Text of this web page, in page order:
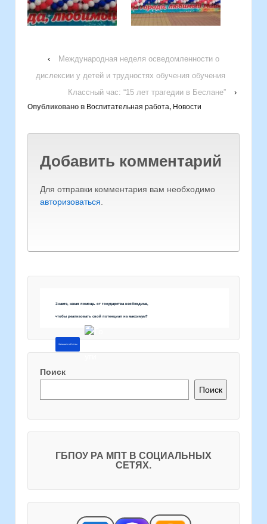
‹
Международная неделя осведомленности о
дислексии у детей и трудностях обучения обучения
Классный час: “15 лет трагедии в Беслане”
›
Опубликовано в Воспитательная работа, Новости
Добавить комментарий
Для отправки комментария вам необходимо
авторизоваться
Знаете, какая помощь от государства необходима,
чтобы реализовать свой потенциал на максимум?
Напишите об этом
Поиск
Поиск
ГБПОУ РА МПТ В СОЦИАЛЬНЫХ
СЕТЯХ.